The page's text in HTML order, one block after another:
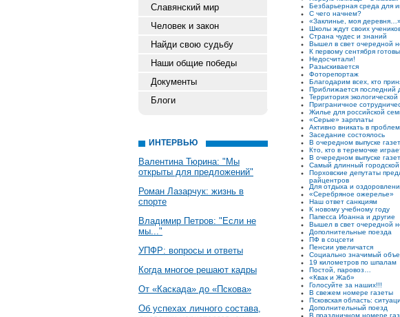
Славянский мир
Человек и закон
Найди свою судьбу
Наши общие победы
Документы
Блоги
ИНТЕРВЬЮ
Валентина Тюрина: "Мы
открыты для предложений"
Роман Лазарчук: жизнь в
спорте
Владимир Петров: "Если не
мы..."
УПФР: вопросы и ответы
Когда многое решают кадры
От «Каскада» до «Пскова»
Об успехах личного состава,
Безбарьерная среда для
С чего начнем?
«Заклинье, моя деревня…»
Школы ждут своих
Страна чудес и знаний
Вышел в свет очередной
К первому сентября
Недосчитали!
Разыскивается
Фоторепортаж
Благодарим всех, кто
Приближается последний
Территория экологической
Приграничное
Жилье для российской
«Серые» зарплаты
Активно вникать в
Заседание состоялось
В очередном выпуске
Кто, кто в теремочке
В очередном выпуске
Самый длинный городской
Порховские депутаты
райцентров
Для отдыха и
«Серебряное ожерелье»
Наш ответ санкциям
К новому учебному году
Папесса Иоанна и другие
Вышел в свет очередной
Дополнительные поезда
ПФ в соцсети
Пенсии увеличатся
Социально значимый
19 километров по шпалам
Постой, паровоз…
«Квак и Жаб»
Голосуйте за наших!!!
В свежем номере газеты
Псковская область:
Дополнительный поезд
В праздничном номере